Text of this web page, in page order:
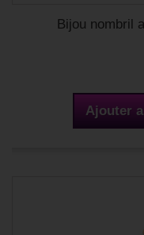
Bijou nombril
Ajouter